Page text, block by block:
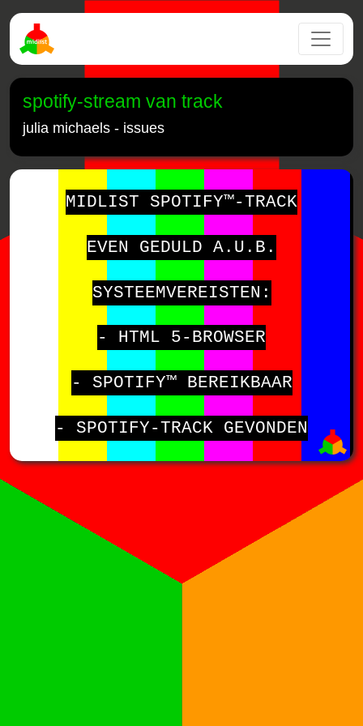
spotify-stream van track
julia michaels - issues
MIDLIST SPOTIFY™-TRACK
EVEN GEDULD A.U.B.
SYSTEEMVEREISTEN:
- HTML 5-BROWSER
- SPOTIFY™ BEREIKBAAR
- SPOTIFY-TRACK GEVONDEN